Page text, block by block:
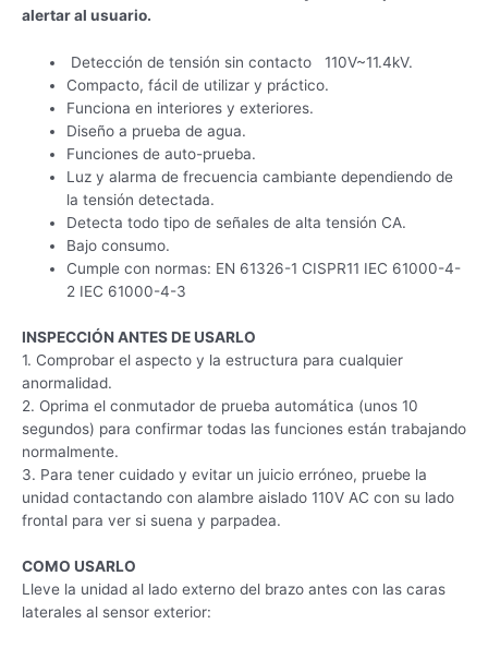
alertar al usuario.
Detección de tensión sin contacto 110V~11.4kV.
Compacto, fácil de utilizar y práctico.
Funciona en interiores y exteriores.
Diseño a prueba de agua.
Funciones de auto-prueba.
Luz y alarma de frecuencia cambiante dependiendo de
la tensión detectada.
Detecta todo tipo de señales de alta tensión CA.
Bajo consumo.
Cumple con normas: EN 61326-1 CISPR11 IEC 61000-4-
2 IEC 61000-4-3
INSPECCIÓN ANTES DE USARLO
1. Comprobar el aspecto y la estructura para cualquier
anormalidad.
2. Oprima el conmutador de prueba automática (unos 10
segundos) para confirmar todas las funciones están trabajando
normalmente.
3. Para tener cuidado y evitar un juicio erróneo, pruebe la
unidad contactando con alambre aislado 110V AC con su lado
frontal para ver si suena y parpadea.
COMO USARLO
Lleve la unidad al lado externo del brazo antes con las caras
laterales al sensor exterior: